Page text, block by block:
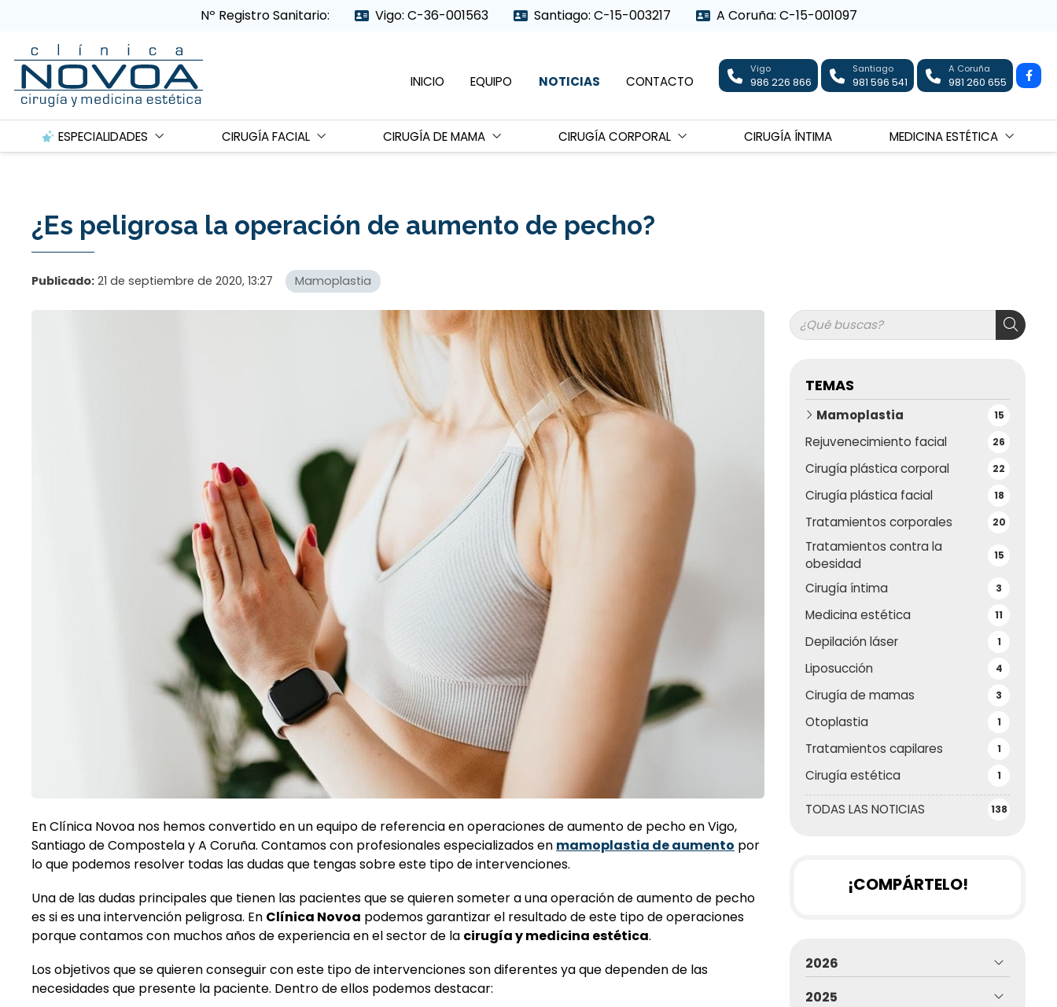
Nº Registro Sanitario: Vigo: C-36-001563 Santiago: C-15-003217 A Coruña: C-15-001097
INICIO EQUIPO NOTICIAS CONTACTO
Vigo
986 226 866
Santiago
981 596 541
A Coruña
981 260 655
ESPECIALIDADES CIRUGÍA FACIAL CIRUGÍA DE MAMA CIRUGÍA CORPORAL CIRUGÍA ÍNTIMA MEDICINA ESTÉTICA
¿Es peligrosa la operación de aumento de pecho?
Publicado: 21 de septiembre de 2020, 13:27 Mamoplastia
TEMAS
TODAS LAS NOTICIAS 138
Mamoplastia 15
Rejuvenecimiento facial 26
Cirugía plástica corporal 22
Cirugía plástica facial 18
Tratamientos corporales 20
Tratamientos contra la
obesidad
15
Cirugía íntima 3
Medicina estética 11
Depilación láser 1
Liposucción 4
Cirugía de mamas 3
Otoplastia 1
Tratamientos capilares 1
Cirugía estética 1
En Clínica Novoa nos hemos convertido en un equipo de referencia en operaciones de aumento de pecho en Vigo,
Santiago de Compostela y A Coruña. Contamos con profesionales especializados en mamoplastia de aumento por
lo que podemos resolver todas las dudas que tengas sobre este tipo de intervenciones.
Una de las dudas principales que tienen las pacientes que se quieren someter a una operación de aumento de pecho
es si es una intervención peligrosa. En Clínica Novoa podemos garantizar el resultado de este tipo de operaciones
porque contamos con muchos años de experiencia en el sector de la cirugía y medicina estética.
Los objetivos que se quieren conseguir con este tipo de intervenciones son diferentes ya que dependen de las
necesidades que presente la paciente. Dentro de ellos podemos destacar:
¡COMPÁRTELO!
2026
2025